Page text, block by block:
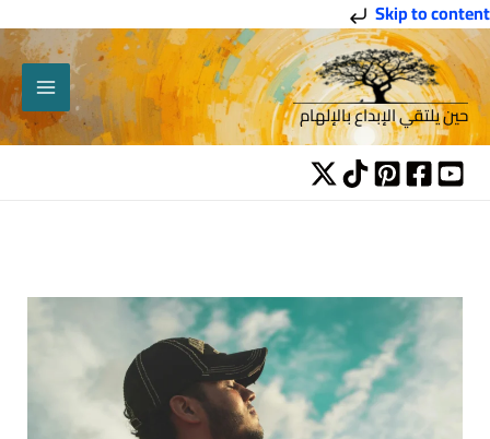
Skip to content
تخطي
إلى
المحتوى
حين يلتقي الإبداع بالإلهام